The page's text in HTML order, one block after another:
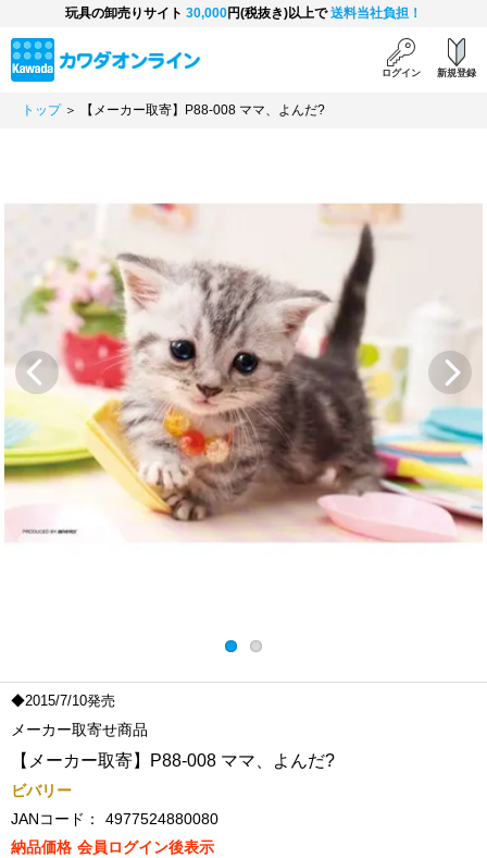
玩具の卸売りサイト 30,000円(税抜き)以上で送料当社負担！
ログイン 新規登録
トップ＞ 【メーカー取寄】P88-008 ママ、よんだ?
Previous Next
◆2015/7/10発売
メーカー取寄せ商品
【メーカー取寄】P88-008 ママ、よんだ?
ビバリー
JANコード：
4977524880080
納品価格 会員ログイン後表示